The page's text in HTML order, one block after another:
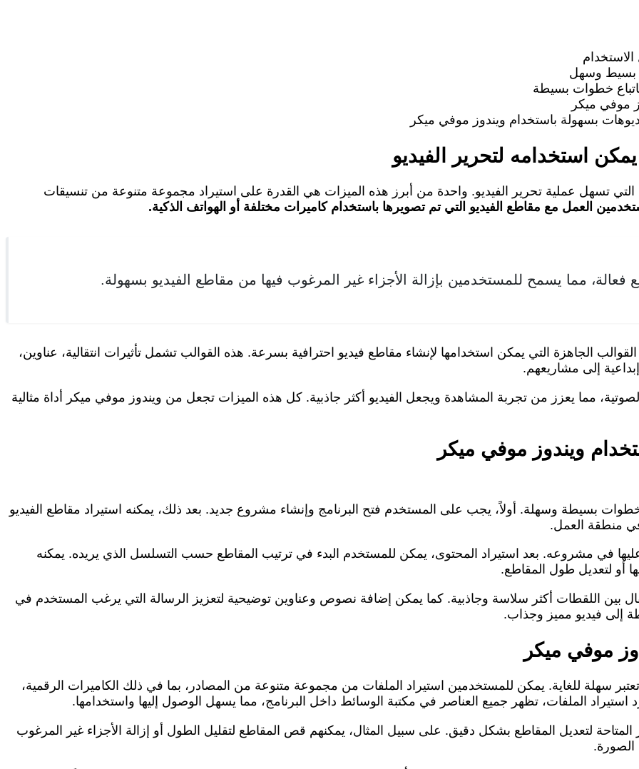
بسيط وسهل
خطوات بسيطة
موفي ميكر
بسهولة باستخدام ويندوز موفي ميكر
استخدامه لتحرير الفيديو
تسهل عملية تحرير الفيديو. واحدة من أبرز هذه الميزات هي القدرة على استيراد مجموعة متنوعة من تنسيقات
العمل مع مقاطع الفيديو التي تم تصويرها باستخدام كاميرات مختلفة أو الهواتف الذكية.
فعالة، مما يسمح للمستخدمين بإزالة الأجزاء غير المرغوب فيها من مقاطع الفيديو بسهولة.
الجاهزة التي يمكن استخدامها لإنشاء مقاطع فيديو احترافية بسرعة. هذه القوالب تشمل تأثيرات انتقالية، عناوين،
إلى مشاريعهم.
مما يعزز من تجربة المشاهدة ويجعل الفيديو أكثر جاذبية. كل هذه الميزات تجعل من ويندوز موفي ميكر أداة مثالية
ويندوز موفي ميكر
بسيطة وسهلة. أولاً، يجب على المستخدم فتح البرنامج وإنشاء مشروع جديد. بعد ذلك، يمكنه استيراد مقاطع الفيديو
منطقة العمل.
في مشروعه. بعد استيراد المحتوى، يمكن للمستخدم البدء في ترتيب المقاطع حسب التسلسل الذي يريده. يمكنه
أو لتعديل طول المقاطع.
بين اللقطات أكثر سلاسة وجاذبية. كما يمكن إضافة نصوص وعناوين توضيحية لتعزيز الرسالة التي يرغب المستخدم في
إلى فيديو مميز وجذاب.
موفي ميكر
سهلة للغاية. يمكن للمستخدمين استيراد الملفات من مجموعة متنوعة من المصادر، بما في ذلك الكاميرات الرقمية،
استيراد الملفات، تظهر جميع العناصر في مكتبة الوسائط داخل البرنامج، مما يسهل الوصول إليها واستخدامها.
لتعديل المقاطع بشكل دقيق. على سبيل المثال، يمكنهم قص المقاطع لتقليل الطول أو إزالة الأجزاء غير المرغوب
الصورة.